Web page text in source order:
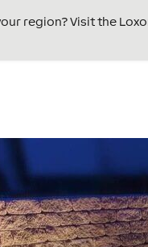
region? Visit the